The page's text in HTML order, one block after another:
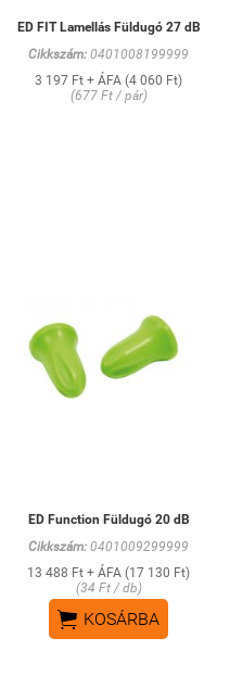
ED FIT Lamellás Füldugó 27 dB
Cikkszám: 0401008199999
3 197 Ft + ÁFA (4 060 Ft)
(677 Ft / pár)
ED Function Füldugó 20 dB
Cikkszám: 0401009299999
13 488 Ft + ÁFA (17 130 Ft)
(34 Ft / db)
 KOSÁRBA